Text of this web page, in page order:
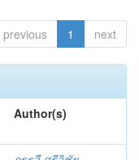
previous 1 next
Author(s)